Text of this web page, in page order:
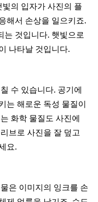
의 입자가 사진의 플
해서 손상을 일으키죠.
는 것입니다. 햇빛으로
나타날 것입니다.
수 있습니다. 공기에
는 해로운 독성 물질이
화학 물질도 사진에
브로 사진을 잘 덮고
요.
은 이미지의 잉크를 손